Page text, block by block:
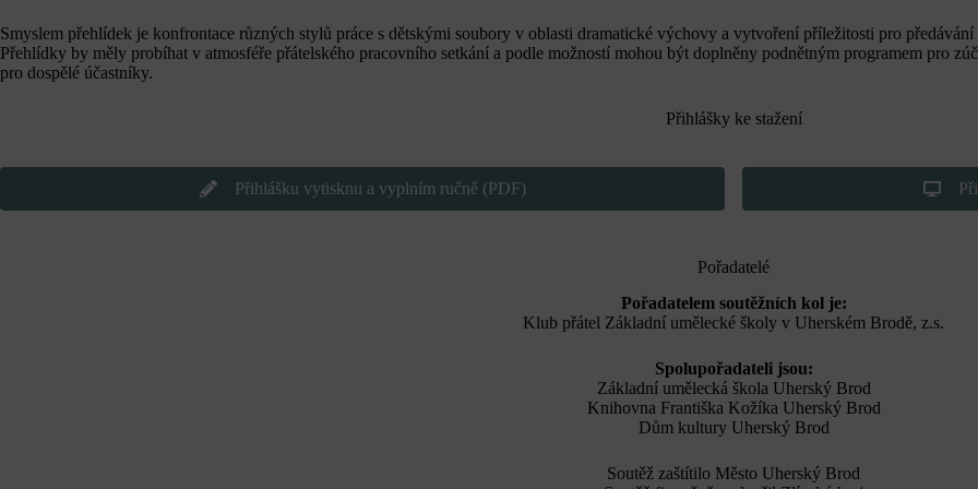
Smyslem přehlídek je konfrontace různých stylů práce s dětskými soubory v oblasti dramatické výchovy a vytvoření příležitosti pro
Přehlídky by měly probíhat v atmosféře přátelského pracovního setkání a podle možností mohou být doplněny podnětným programem pro
pro dospělé účastníky.
Přihlášky ke stažení
Přihlášku vytisknu a vyplním ručně (PDF)
Pořadatelé
Pořadatelem soutěžních kol je:
Klub přátel Základní umělecké školy v Uherském Brodě, z.s.
Spolupořadateli jsou:
Základní umělecká škola Uherský Brod
Knihovna Františka Kožíka Uherský Brod
Dům kultury Uherský Brod
Soutěž zaštítilo Město Uherský Brod